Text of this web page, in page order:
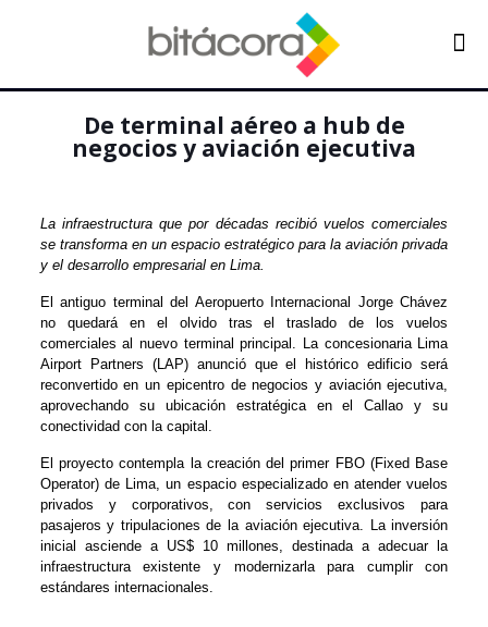
De terminal aéreo a hub de
negocios y aviación ejecutiva
La infraestructura que por décadas recibió vuelos comerciales
se transforma en un espacio estratégico para la aviación privada
y el desarrollo empresarial en Lima.
El antiguo terminal del Aeropuerto Internacional Jorge Chávez
no quedará en el olvido tras el traslado de los vuelos
comerciales al nuevo terminal principal. La concesionaria Lima
Airport Partners (LAP) anunció que el histórico edificio será
reconvertido en un epicentro de negocios y aviación ejecutiva,
aprovechando su ubicación estratégica en el Callao y su
conectividad con la capital.
El proyecto contempla la creación del primer FBO (Fixed Base
Operator) de Lima, un espacio especializado en atender vuelos
privados y corporativos, con servicios exclusivos para
pasajeros y tripulaciones de la aviación ejecutiva. La inversión
inicial asciende a US$ 10 millones, destinada a adecuar la
infraestructura existente y modernizarla para cumplir con
estándares internacionales.